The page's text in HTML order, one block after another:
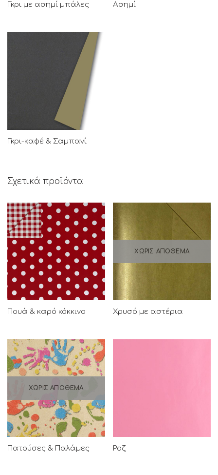
Γκρι με ασημί μπάλες Ασημί
Γκρι-καφέ & Σαμπανί
Σχετικά προϊόντα
Πουά & καρό κόκκινο
ΧΩΡΊΣ ΑΠΌΘΕΜΑ
Χρυσό με αστέρια
ΧΩΡΊΣ ΑΠΌΘΕΜΑ
Πατούσες & Παλάμες Ροζ